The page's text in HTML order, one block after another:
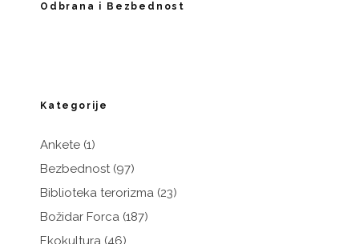
Odbrana i Bezbednost
Kategorije
Ankete (1)
Bezbednost(97)
Biblioteka terorizma (23)
Božidar Forca (187)
Ekokultura (46)